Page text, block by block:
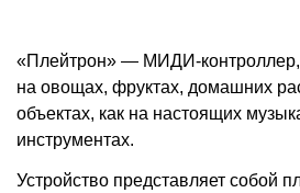
«Плейтрон» — МИДИ-контроллер,
на овощах, фруктах, домашних
объектах, как на настоящих
инструментах.
Устройство представляет собой